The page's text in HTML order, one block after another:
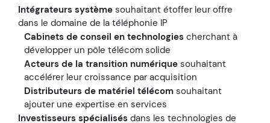
Intégrateurs système souhaitant étoffer leur offre
dans le domaine de la téléphonie IP
Cabinets de conseil en technologies cherchant à
développer un pôle télécom solide
Acteurs de la transition numérique souhaitant
accélérer leur croissance par acquisition
Distributeurs de matériel télécom souhaitant
ajouter une expertise en services
Investisseurs spécialisés dans les technologies de